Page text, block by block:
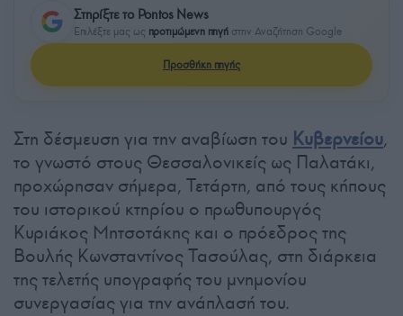
Στηρίξτε το Pontos News
Επιλέξτε μας ως προτιμώμενη πηγή στην Αναζήτηση Google
Προσθήκη πηγής
Στη δέσμευση για την αναβίωση του Κυβερνείου,
το γνωστό στους Θεσσαλονικείς ως Παλατάκι,
προχώρησαν σήμερα, Τετάρτη, από τους κήπους
του ιστορικού κτηρίου ο πρωθυπουργός
Κυριάκος Μητσοτάκης και ο πρόεδρος της
Βουλής Κωνσταντίνος Τασούλας, στη διάρκεια
της τελετής υπογραφής του μνημονίου
συνεργασίας για την ανάπλασή του.